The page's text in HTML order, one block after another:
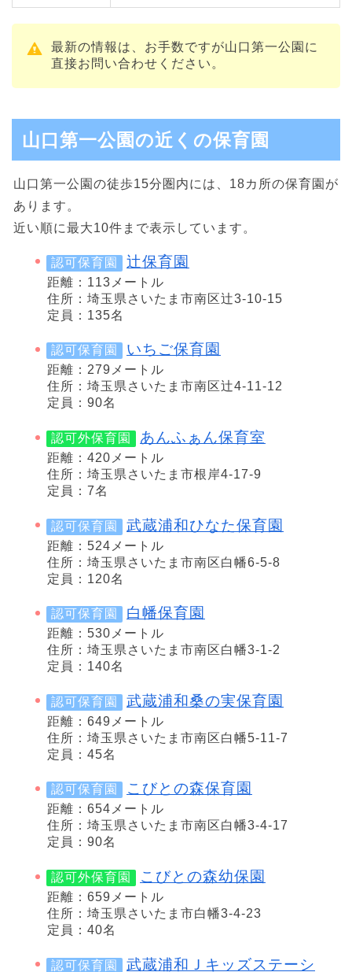
最新の情報は、お手数ですが山口第一公園に
直接お問い合わせください。
山口第一公園の近くの保育園
山口第一公園の徒歩15分圏内には、18カ所の保育園が
あります。
近い順に最大10件まで表示しています。
認可保育園 辻保育園
距離：113メートル
住所：埼玉県さいたま市南区辻3-10-15
定員：135名
認可保育園 いちご保育園
距離：279メートル
住所：埼玉県さいたま市南区辻4-11-12
定員：90名
認可外保育園 あんふぁん保育室
距離：420メートル
住所：埼玉県さいたま市根岸4-17-9
定員：7名
認可保育園 武蔵浦和ひなた保育園
距離：524メートル
住所：埼玉県さいたま市南区白幡6-5-8
定員：120名
認可保育園 白幡保育園
距離：530メートル
住所：埼玉県さいたま市南区白幡3-1-2
定員：140名
認可保育園 武蔵浦和桑の実保育園
距離：649メートル
住所：埼玉県さいたま市南区白幡5-11-7
定員：45名
認可保育園 こびとの森保育園
距離：654メートル
住所：埼玉県さいたま市南区白幡3-4-17
定員：90名
認可外保育園 こびとの森幼保園
距離：659メートル
住所：埼玉県さいたま市白幡3-4-23
定員：40名
認可保育園 武蔵浦和Ｊキッズステーシ